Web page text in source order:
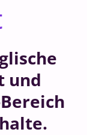
und